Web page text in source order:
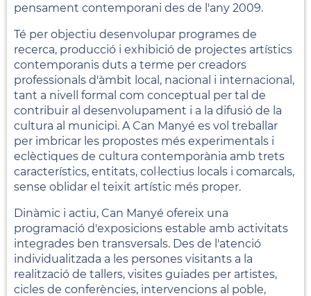
pensament contemporani des de l'any 2009.
Té per objectiu desenvolupar programes de
recerca, producció i exhibició de projectes artístics
contemporanis duts a terme per creadors
professionals d'àmbit local, nacional i internacional,
tant a nivell formal com conceptual per tal de
contribuir al desenvolupament i a la difusió de la
cultura al municipi. A Can Manyé es vol treballar
per imbricar les propostes més experimentals i
eclèctiques de cultura contemporània amb trets
característics, entitats, col·lectius locals i comarcals,
sense oblidar el teixit artístic més proper.
Dinàmic i actiu, Can Manyé ofereix una
programació d'exposicions estable amb activitats
integrades ben transversals. Des de l'atenció
individualitzada a les persones visitants a la
realització de tallers, visites guiades per artistes,
cicles de conferències, intervencions al poble,